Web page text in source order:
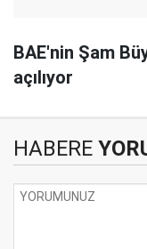
BAE'nin Şam
açılıyor
HABERE